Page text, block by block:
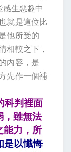
感生惡趣中
就是這位比
他所受的
相較之下，
內容，是
先作一個補
科判裡面
，雖無法
能力，所
是以懺悔